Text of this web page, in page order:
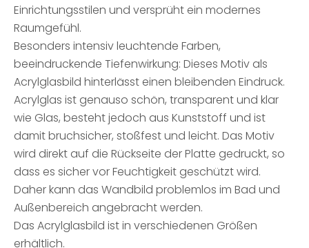
Einrichtungsstilen und versprüht ein modernes
Raumgefühl.
Besonders intensiv leuchtende Farben,
beeindruckende Tiefenwirkung: Dieses Motiv als
Acrylglasbild hinterlässt einen bleibenden Eindruck.
Acrylglas ist genauso schön, transparent und klar
wie Glas, besteht jedoch aus Kunststoff und ist
damit bruchsicher, stoßfest und leicht. Das Motiv
wird direkt auf die Rückseite der Platte gedruckt, so
dass es sicher vor Feuchtigkeit geschützt wird.
Daher kann das Wandbild problemlos im Bad und
Außenbereich angebracht werden.
Das Acrylglasbild ist in verschiedenen Größen
erhältlich.